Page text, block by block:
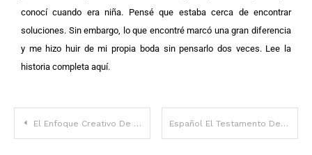
conocí cuando era niña. Pensé que estaba cerca de encontrar
soluciones. Sin embargo, lo que encontré marcó una gran diferencia
y me hizo huir de mi propia boda sin pensarlo dos veces. Lee la
historia completa aquí.
El Enfoque Creativo De Una Madre Para Enseñarle Una Valiosa Lección A Su Hijo Adolescente Español El Testamento De La Abuela No Me Dejó Nada Hasta Que Descubrí Su Plan Secreto — Historia Del Día